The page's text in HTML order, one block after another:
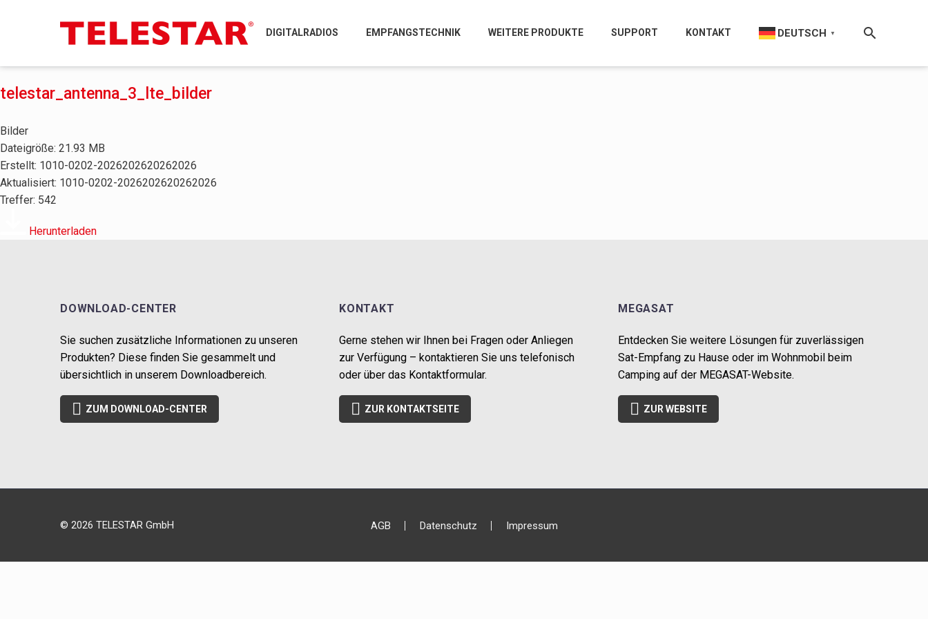
DIGITALRADIOS EMPFANGSTECHNIK WEITERE PRODUKTE SUPPORT KONTAKT DEUTSCH ▼
telestar_antenna_3_lte_bilder
Bilder
Dateigröße: 21.93 MB
Erstellt: 1010-0202-2026202620262026
Aktualisiert: 1010-0202-2026202620262026
Treffer: 542
Herunterladen
DOWNLOAD-CENTER
Sie suchen zusätzliche Informationen zu unseren
Produkten? Diese finden Sie gesammelt und
übersichtlich in unserem Downloadbereich.
 ZUM DOWNLOAD-CENTER
KONTAKT
Gerne stehen wir Ihnen bei Fragen oder Anliegen
zur Verfügung – kontaktieren Sie uns telefonisch
oder über das Kontaktformular.
 ZUR KONTAKTSEITE
MEGASAT
Entdecken Sie weitere Lösungen für zuverlässigen
Sat-Empfang zu Hause oder im Wohnmobil beim
Camping auf der MEGASAT-Website.
 ZUR WEBSITE
AGB Datenschutz Impressum
© 2026 TELESTAR GmbH